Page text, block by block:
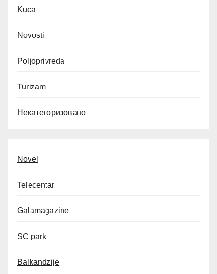
Kuca
Novosti
Poljoprivreda
Turizam
Некатегоризовано
Novel
Telecentar
Galamagazine
SC park
Balkandzije